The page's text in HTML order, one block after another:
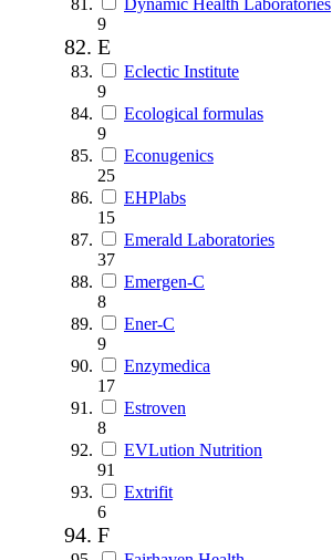
9
E
Eclectic Institute
9
Ecological formulas
9
Econugenics
25
EHPlabs
15
Emerald Laboratories
37
Emergen-C
8
Ener-C
9
Enzymedica
17
Estroven
8
EVLution Nutrition
91
Extrifit
6
F